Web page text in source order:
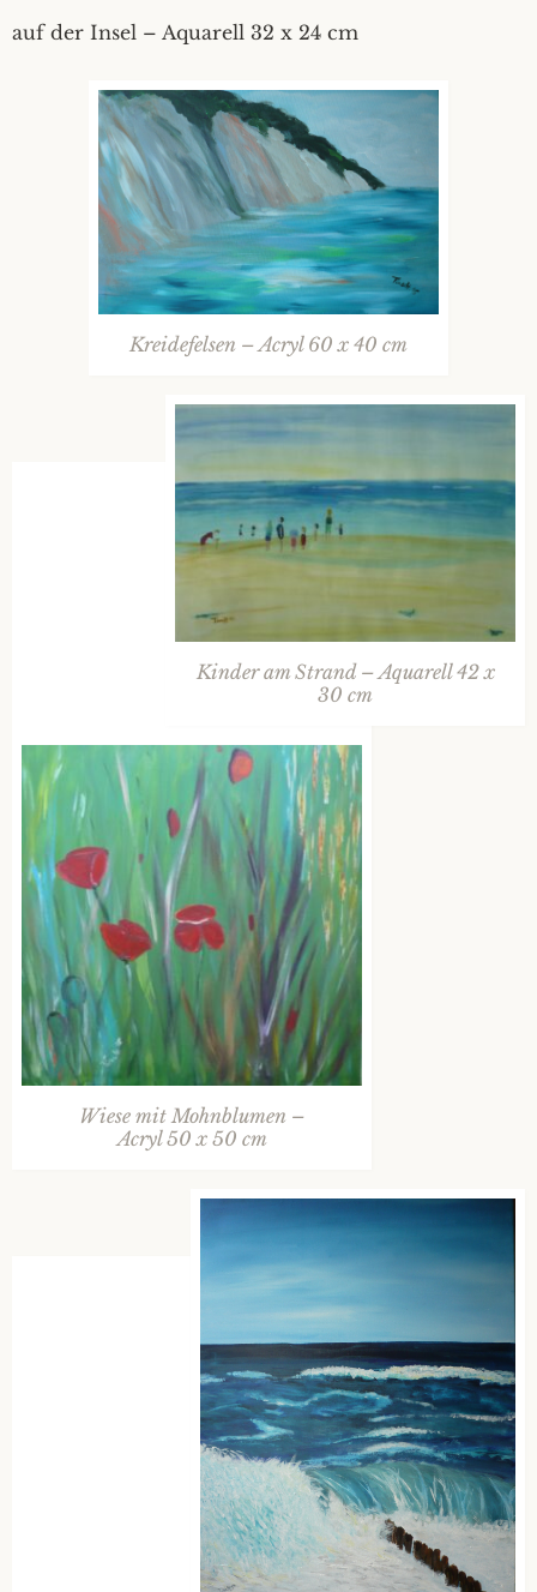
auf der Insel – Aquarell 32 x 24 cm
Kreidefelsen – Acryl 60 x 40 cm
Kinder am Strand – Aquarell 42 x
30 cm
Wiese mit Mohnblumen –
Acryl 50 x 50 cm